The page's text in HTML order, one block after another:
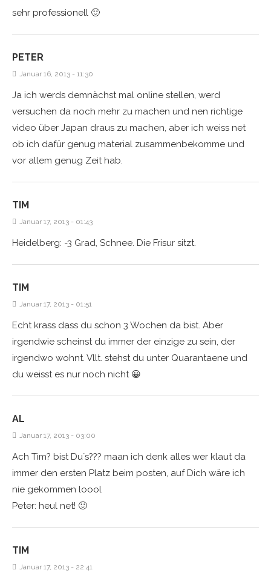
sehr professionell 🙂
PETER
Januar 16, 2013 - 11:30
Ja ich werds demnächst mal online stellen, werd
versuchen da noch mehr zu machen und nen richtige
video über Japan draus zu machen, aber ich weiss net
ob ich dafür genug material zusammenbekomme und
vor allem genug Zeit hab.
TIM
Januar 17, 2013 - 01:43
Heidelberg: -3 Grad, Schnee. Die Frisur sitzt.
TIM
Januar 17, 2013 - 01:51
Echt krass dass du schon 3 Wochen da bist. Aber
irgendwie scheinst du immer der einzige zu sein, der
irgendwo wohnt. Vllt. stehst du unter Quarantaene und
du weisst es nur noch nicht 😀
AL
Januar 17, 2013 - 03:00
Ach Tim? bist Du´s??? maan ich denk alles wer klaut da
immer den ersten Platz beim posten, auf Dich wäre ich
nie gekommen loool
Peter: heul net! 🙂
TIM
Januar 17, 2013 - 22:41